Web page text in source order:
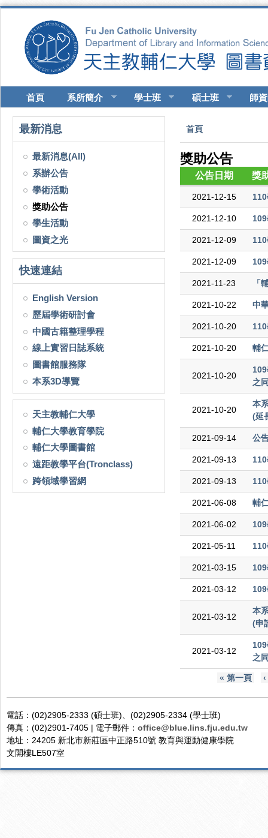
首頁 系所簡介 學士班 碩士班 師
最新消息
最新消息(All)
系辦公告
學術活動
獎助公告
學生活動
圖資之光
快速連結
English Version
歷屆學術研討會
中國古籍整理學程
線上實習日誌系統
圖書館服務隊
本系3D導覽
天主教輔仁大學
輔仁大學教育學院
輔仁大學圖書館
遠距教學平台(Tronclass)
跨領域學習網
您在這裡
首頁
獎助公告
公告日期 獎
2021-12-15
2021-12-10
2021-12-09
2021-12-09
2021-11-23 「
2021-10-22 中
2021-10-20
2021-10-20 輔
2021-10-20
之
2021-10-20
本
(延
2021-09-14 公
2021-09-13
2021-09-13
2021-06-08 輔
2021-06-02
2021-05-11
2021-03-15
2021-03-12
2021-03-12
本
(申
2021-03-12
之
« 第一頁
電話：(02)2905-2333 (碩士班)、(02)2905-2334 (學士班)
傳真：(02)2901-7405 | 電子郵件： office@blue.lins.fju.edu.tw
地址：24205 新北市新莊區中正路510號 教育與運動健康學院
文開樓LE507室